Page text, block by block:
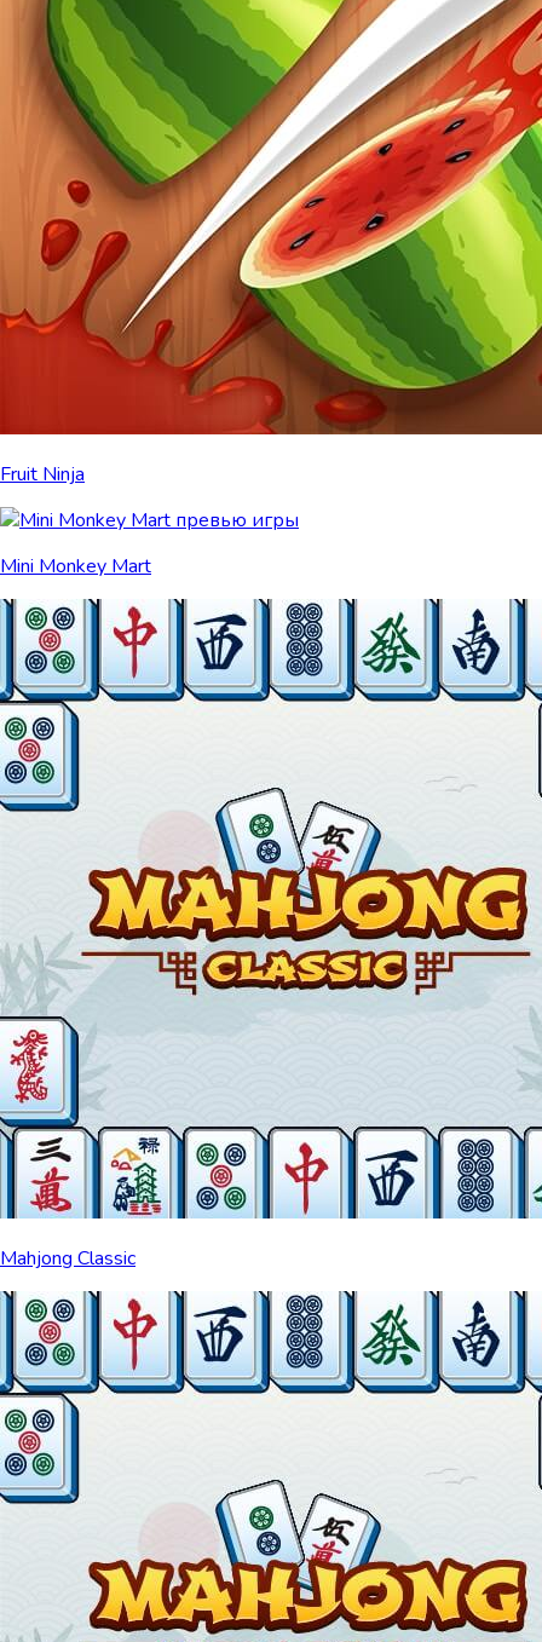
Fruit Ninja
Mini Monkey Mart
Mahjong Classic